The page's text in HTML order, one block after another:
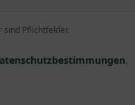
Pflichtfelder.
.